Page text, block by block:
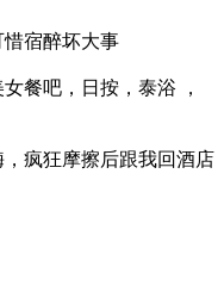
宿醉坏大事
餐吧，日按，泰浴 ，
疯狂摩擦后跟我回酒店